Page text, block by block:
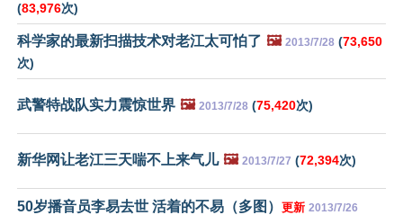
(83,976次)
科学家的最新扫描技术对老江太可怕了 🖼️ 2013/7/28 (73,650
次)
武警特战队实力震惊世界 🖼️ 2013/7/28 (75,420次)
新华网让老江三天喘不上来气儿 🖼️ 2013/7/27 (72,394次)
50岁播音员李易去世 活着的不易（多图） 更新 2013/7/26